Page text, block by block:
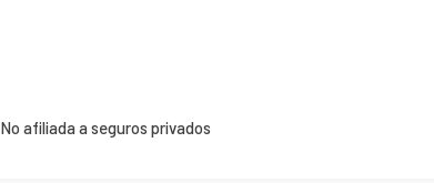
No afiliada a seguros privados